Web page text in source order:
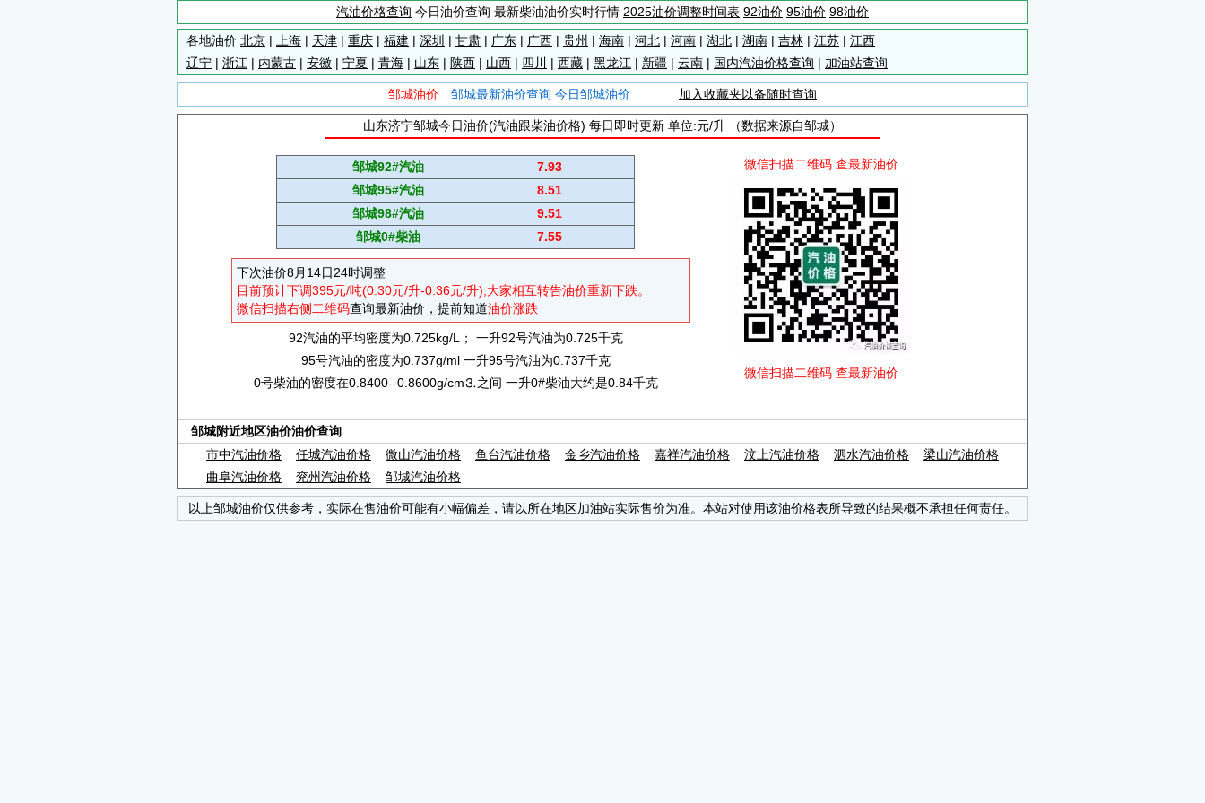
汽油价格查询 今日油价查询 最新柴油油价实时行情 2025油价调整时间表 92油价 95油价 98油价
各地油价 北京 | 上海 | 天津 | 重庆 | 福建 | 深圳 | 甘肃 | 广东 | 广西 | 贵州 | 海南 | 河北 | 河南 | 湖北 | 湖南 | 吉林 | 江苏 | 江西
辽宁 | 浙江 | 内蒙古 | 安徽 | 宁夏 | 青海 | 山东 | 陕西 | 山西 | 四川 | 西藏 | 黑龙江 | 新疆 | 云南 | 国内汽油价格查询 | 加油站查询
邹城油价 邹城最新油价查询 今日邹城油价 加入收藏夹以备随时查询
山东济宁邹城今日油价(汽油跟柴油价格) 每日即时更新 单位:元/升 （数据来源自邹城）
邹城92#汽油
7.93
邹城95#汽油
8.51
邹城98#汽油
9.51
邹城0#柴油
7.55
下次油价8月14日24时调整
目前预计下调395元/吨(0.30元/升-0.36元/升),大家相互转告油价重新下跌。
微信扫描右侧二维码查询最新油价，提前知道油价涨跌
92汽油的平均密度为0.725kg/L； 一升92号汽油为0.725千克
95号汽油的密度为0.737g/ml 一升95号汽油为0.737千克
0号柴油的密度在0.8400--0.8600g/cm⒊之间 一升0#柴油大约是0.84千克
微信扫描二维码 查最新油价
微信扫描二维码 查最新油价
邹城附近地区油价油价查询
市中汽油价格
任城汽油价格 微山汽油价格 鱼台汽油价格 金乡汽油价格 嘉祥汽油价格 汶上汽油价格 泗水汽油价格
梁山汽油价格
曲阜汽油价格
兖州汽油价格 邹城汽油价格
以上邹城油价仅供参考，实际在售油价可能有小幅偏差，请以所在地区加油站实际售价为准。本站对使用该油价格表所导致的结果概不承担任何责任。